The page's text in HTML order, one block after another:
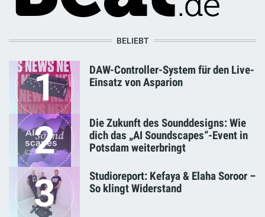
BELIEBT
1
DAW-Controller-System für den Live-
Einsatz von Asparion
2
Die Zukunft des Sounddesigns: Wie
dich das „AI Soundscapes“-Event in
Potsdam weiterbringt
3
Studioreport: Kefaya & Elaha Soroor –
So klingt Widerstand